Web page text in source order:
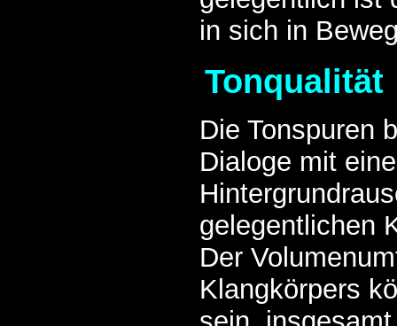
in sich in
Tonqualität
Die Tonspuren
Dialoge mit
gelegentlichen
Der
Klangkörpers